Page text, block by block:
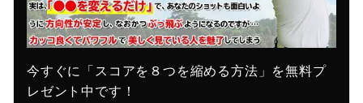
今すぐに「スコアを８つを縮める方法」を無料プ
レゼント中です！